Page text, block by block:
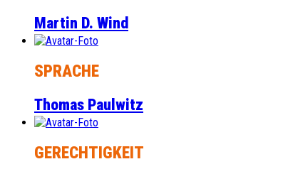
Martin D. Wind
SPRACHE
Thomas Paulwitz
GERECHTIGKEIT